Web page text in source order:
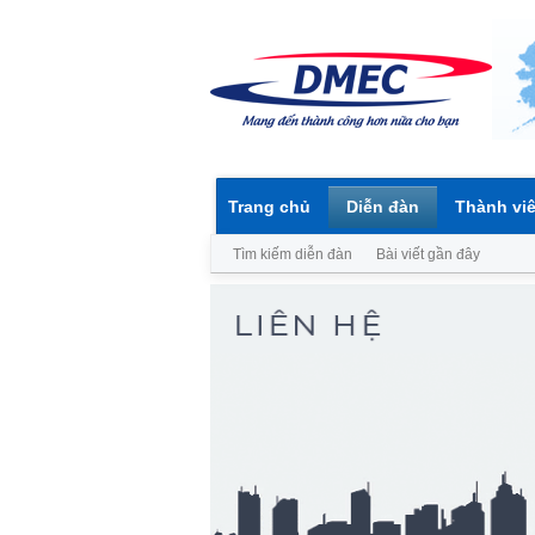
Trang chủ Diễn đàn
Tìm kiếm diễn đàn Bài viết gần đây
Thành